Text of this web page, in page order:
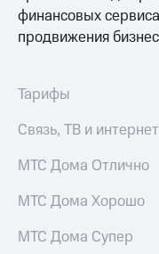
Документы
ПАО
"МТС"
акционера
Акционерный
капитал
Контроль
аудит
Рынок
акций
финансовых
продвижения
Тарифы
Связь, ТВ и интернет
МТС Дома Отлично
МТС Дома Хорошо
МТС Дома Супер